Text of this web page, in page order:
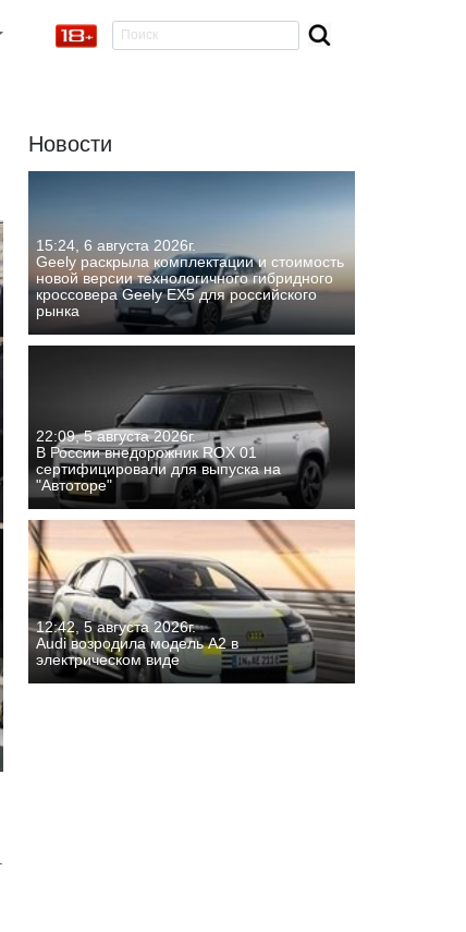
Новости
15:24, 6 августа 2026г.
Geely раскрыла комплектации и стоимость
новой версии технологичного гибридного
кроссовера Geely EX5 для российского
рынка
22:09, 5 августа 2026г.
В России внедорожник ROX 01
сертифицировали для выпуска на
"Автоторе"
12:42, 5 августа 2026г.
Audi возродила модель A2 в
электрическом виде